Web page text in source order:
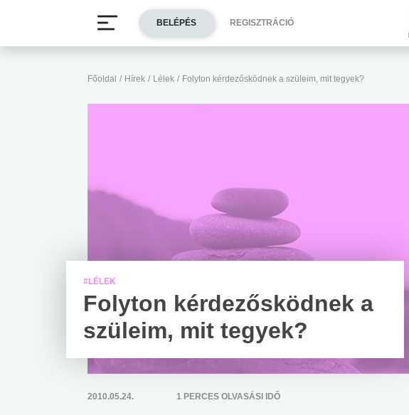
Főoldal / Hírek / Lélek / Folyton kérdezősködnek a szüleim, mit tegyek?
#LÉLEK
Folyton kérdezősködnek a
szüleim, mit tegyek?
2010.05.24. 1 PERCES OLVASÁSI IDŐ
BELÉPÉS REGISZTRÁCIÓ